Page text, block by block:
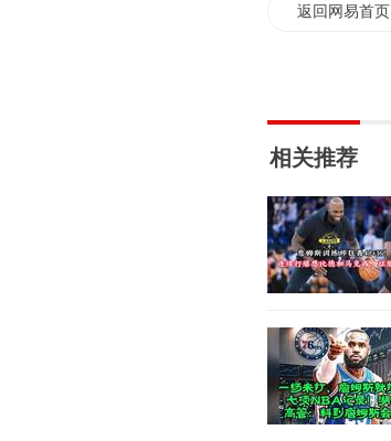
返回网易首页
相关推荐